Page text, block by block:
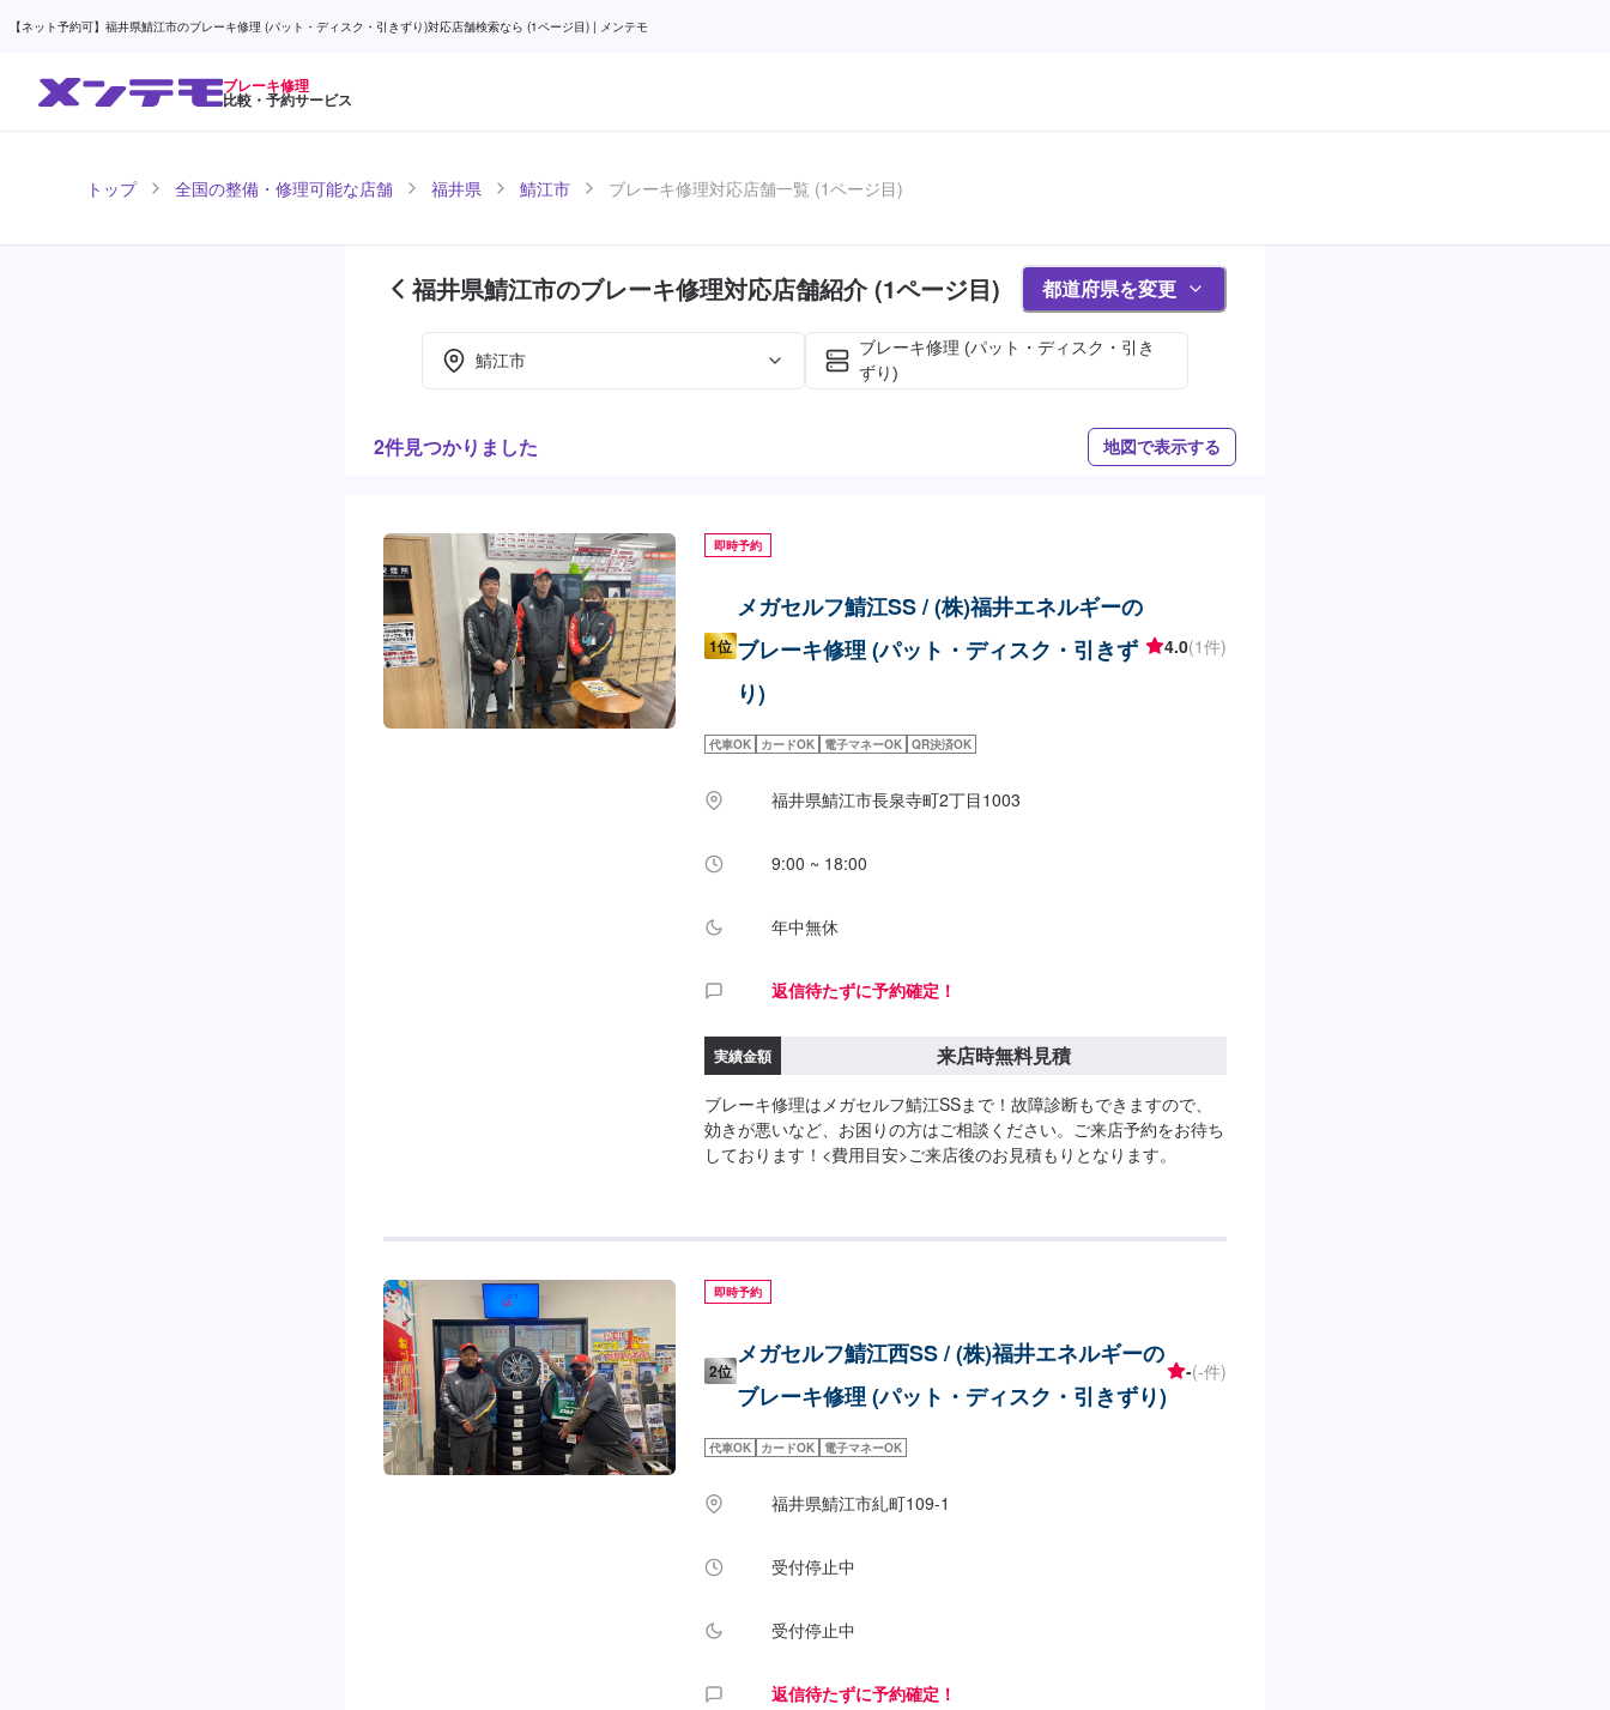
【ネット予約可】福井県鯖江市のブレーキ修理 (パット・ディスク・引きずり)対応店舗検索なら (1ページ目) | メンテモ
ブレーキ修理
比較・予約サービス
トップ 全国の整備・修理可能な店舗 福井県 鯖江市 ブレーキ修理対応店舗一覧 (1ページ目)
福井県鯖江市のブレーキ修理対応店舗紹介 (1ページ目) 都道府県を変更
鯖江市
ブレーキ修理 (パット・ディスク・引き
ずり)
2件見つかりました 地図で表示する
即時予約
1位
メガセルフ鯖江SS / (株)福井エネルギーの
ブレーキ修理 (パット・ディスク・引きず
り)
4.0(1件)
代車OK カードOK 電子マネーOK QR決済OK
福井県鯖江市長泉寺町2丁目1003
9:00 ~ 18:00
年中無休
返信待たずに予約確定！
実績金額 来店時無料見積
ブレーキ修理はメガセルフ鯖江SSまで！故障診断もできますので、
効きが悪いなど、お困りの方はご相談ください。ご来店予約をお待ち
しております！<費用目安>ご来店後のお見積もりとなります。
即時予約
2位
メガセルフ鯖江西SS / (株)福井エネルギーの
ブレーキ修理 (パット・ディスク・引きずり)
-(-件)
代車OK カードOK 電子マネーOK
福井県鯖江市糺町109-1
受付停止中
受付停止中
返信待たずに予約確定！